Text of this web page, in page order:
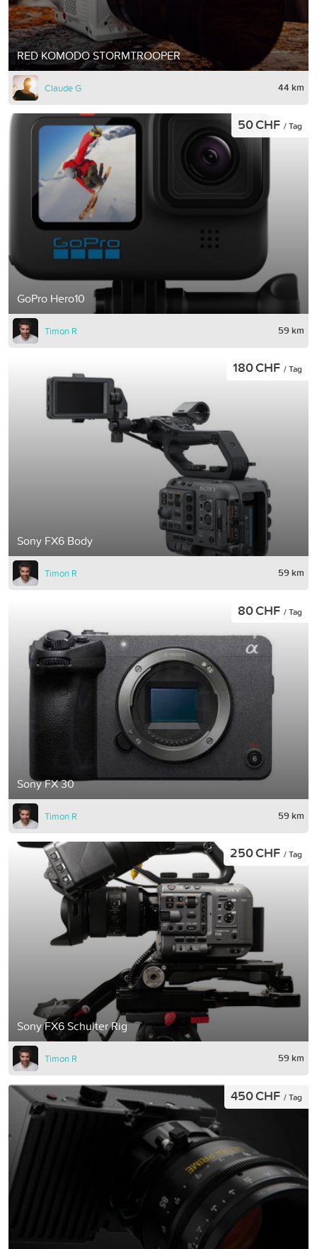
RED KOMODO STORMTROOPER
Claude G 44 km
GoPro Hero10
50 CHF / Tag
Timon R 59 km
Sony FX6 Body
180 CHF / Tag
Timon R 59 km
Sony FX 30
80 CHF / Tag
Timon R 59 km
Sony FX6 Schulter Rig
250 CHF / Tag
Timon R 59 km
450 CHF / Tag